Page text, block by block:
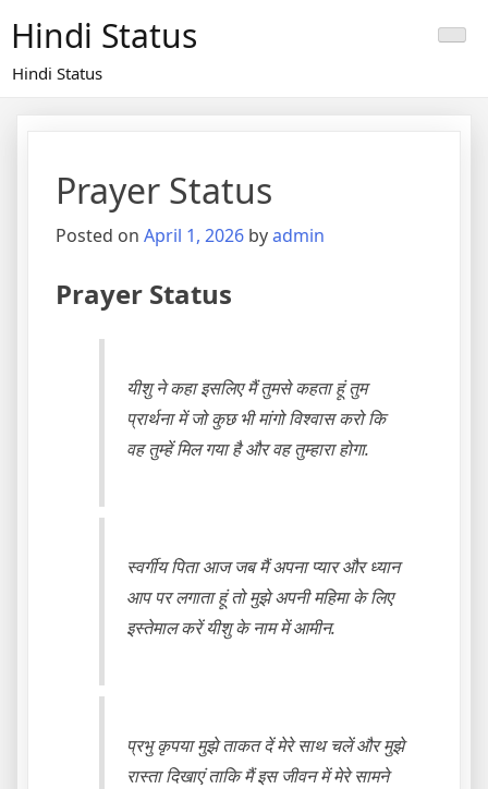
content
Hindi Status
Hindi Status
Prayer Status
Posted on April 1, 2026 byadmin
Prayer Status
यीशु ने कहा इसलिए मैं तुमसे कहता हूं तुम
प्रार्थना में जो कुछ भी मांगो विश्वास करो कि
वह तुम्हें मिल गया है और वह तुम्हारा होगा.
स्वर्गीय पिता आज जब मैं अपना प्यार और ध्यान
आप पर लगाता हूं तो मुझे अपनी महिमा के लिए
इस्तेमाल करें यीशु के नाम में आमीन.
प्रभु कृपया मुझे ताकत दें मेरे साथ चलें और मुझे
रास्ता दिखाएं ताकि मैं इस जीवन में मेरे सामने